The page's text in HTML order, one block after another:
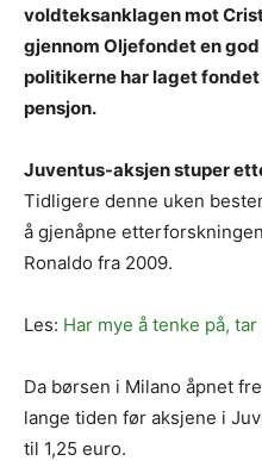
voldteksanklagen mot
gjennom Oljefondet en
politikerne har laget fondet
pensjon.
Juventus-aksjen stuper
Tidligere denne uken
å gjenåpne
Ronaldo fra 2009.
Les: Har mye å tenke på,
Da børsen i Milano åpnet
lange tiden før aksjene i
til 1,25 euro.